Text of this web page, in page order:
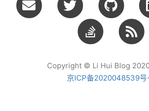
Copyright © Li Hui Blog
京ICP备2020048539